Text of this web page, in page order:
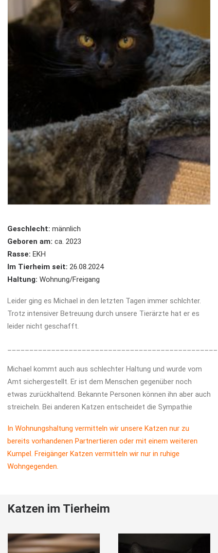
Geschlecht: männlich
Geboren am: ca. 2023
Rasse: EKH
Im Tierheim seit: 26.08.2024
Haltung: Wohnung/Freigang
Leider ging es Michael in den letzten Tagen immer schlchter.
Trotz intensiver Betreuung durch unsere Tierärzte hat er es
leider nicht geschafft.
Michael kommt auch aus schlechter Haltung und wurde vom
Amt sichergestellt. Er ist dem Menschen gegenüber noch
etwas zurückhaltend. Bekannte Personen können ihn aber auch
streicheln. Bei anderen Katzen entscheidet die Sympathie
In Wohnungshaltung vermitteln wir unsere Katzen nur zu
bereits vorhandenen Partnertieren oder mit einem weiteren
Kumpel. Freigänger Katzen vermitteln wir nur in ruhige
Wohngegenden.
Katzen im Tierheim